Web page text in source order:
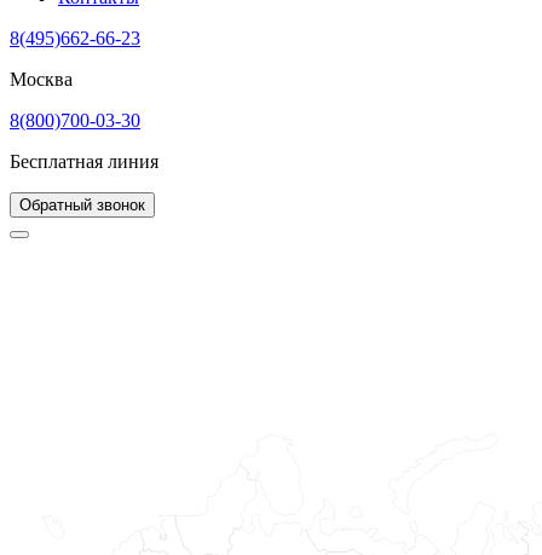
8(495)662-66-23
Москва
8(800)700-03-30
Бесплатная линия
Обратный звонок